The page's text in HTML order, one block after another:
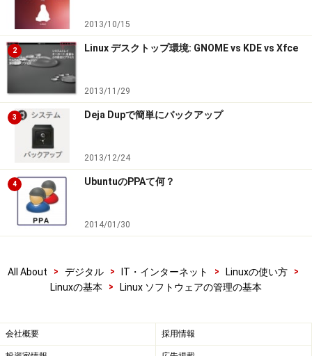
2013/10/15
2 Linux デスクトップ環境: GNOME vs KDE vs Xfce
2013/11/29
3 Deja Dupで簡単にバックアップ
2013/12/24
4 UbuntuのPPAて何？
2014/01/30
All About > デジタル > IT・インターネット > Linuxの使い方
>
Linuxの基本
> Linux ソフトウェアの管理の基本
会社概要 採用情報